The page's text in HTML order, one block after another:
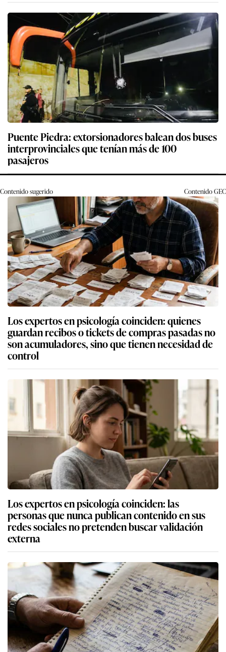
Puente Piedra: extorsionadores balean dos buses
interprovinciales que tenían más de 100
pasajeros
Contenido sugerido ContenidoGEC
Los expertos en psicología coinciden: quienes
guardan recibos o tickets de compras pasadas no
son acumuladores, sino que tienen necesidad de
control
Los expertos en psicología coinciden: las
personas que nunca publican contenido en sus
redes sociales no pretenden buscar validación
externa